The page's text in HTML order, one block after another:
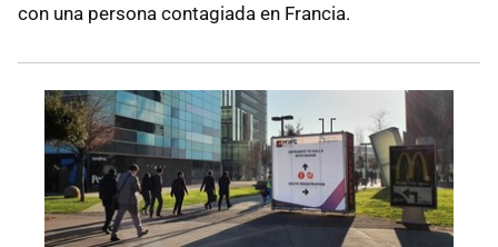
con una persona contagiada en Francia.